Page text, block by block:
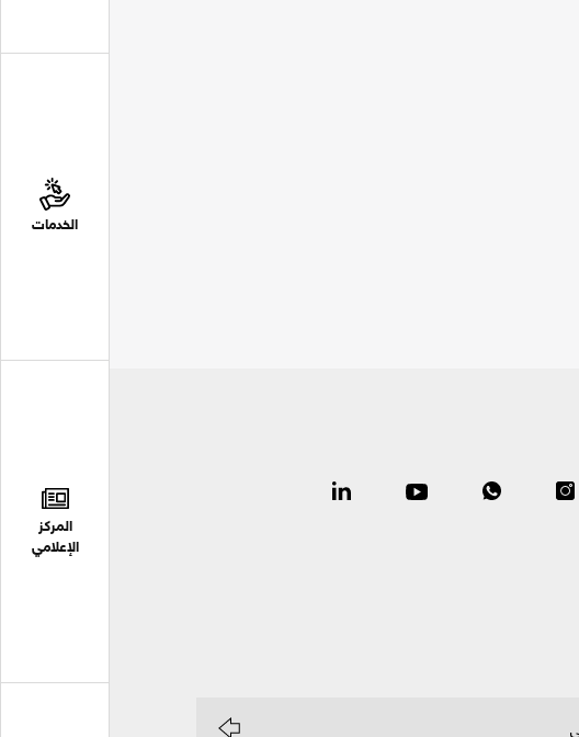
الخدمات
المركز
الإعلامي